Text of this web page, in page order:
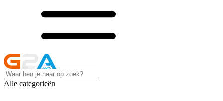
Alle categorieën